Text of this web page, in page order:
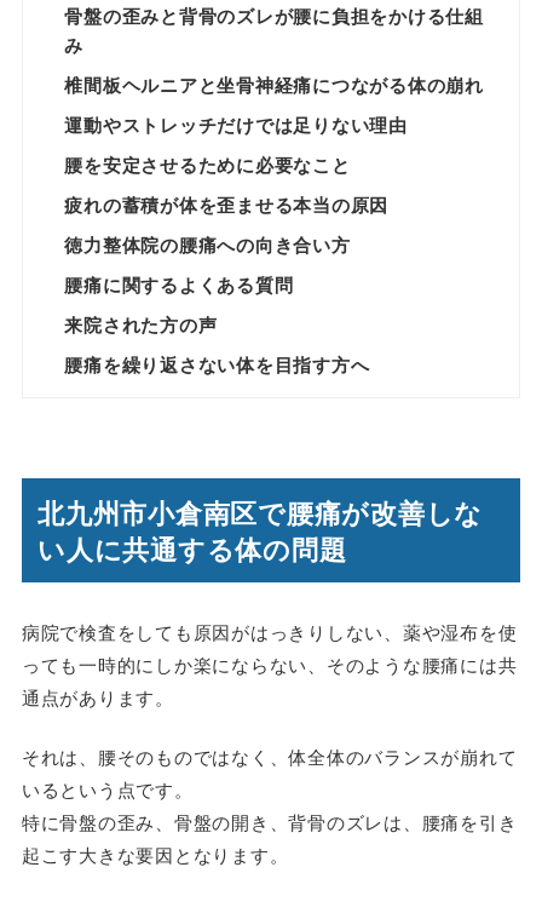
骨盤の歪みと背骨のズレが腰に負担をかける仕組
み
椎間板ヘルニアと坐骨神経痛につながる体の崩れ
運動やストレッチだけでは足りない理由
腰を安定させるために必要なこと
疲れの蓄積が体を歪ませる本当の原因
徳力整体院の腰痛への向き合い方
腰痛に関するよくある質問
来院された方の声
腰痛を繰り返さない体を目指す方へ
北九州市小倉南区で腰痛が改善しな
い人に共通する体の問題
病院で検査をしても原因がはっきりしない、薬や湿布を使
っても一時的にしか楽にならない、そのような腰痛には共
通点があります。
それは、腰そのものではなく、体全体のバランスが崩れて
いるという点です。
特に骨盤の歪み、骨盤の開き、背骨のズレは、腰痛を引き
起こす大きな要因となります。